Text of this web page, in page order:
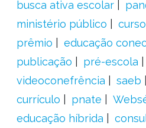
busca ativa escolar
ministério público
curso
prêmio
educação
publicação
pré-escola
videoconefrência
saeb
currículo
pnate
educação híbrida